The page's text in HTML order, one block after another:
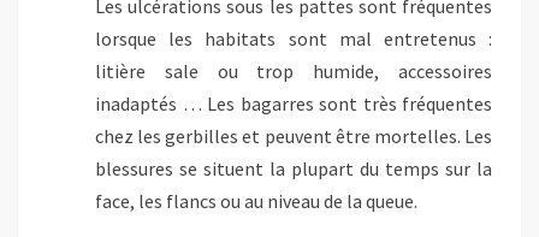
Les ulcérations sous les pattes sont fréquentes
lorsque les habitats sont mal entretenus :
litière sale ou trop humide, accessoires
inadaptés … Les bagarres sont très fréquentes
chez les gerbilles et peuvent être mortelles. Les
blessures se situent la plupart du temps sur la
face, les flancs ou au niveau de la queue.